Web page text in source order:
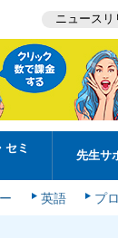
ニュースリ
セミ
先生サ
英語 プ